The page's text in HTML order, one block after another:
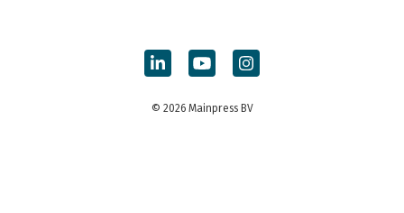
© 2026 Mainpress BV